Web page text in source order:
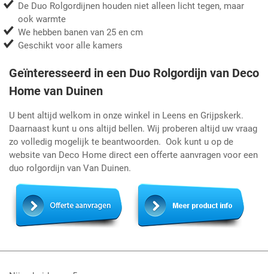
De Duo Rolgordijnen houden niet alleen licht tegen, maar
ook warmte
We hebben banen van 25 en cm
Geschikt voor alle kamers
Geïnteresseerd in een Duo Rolgordijn van Deco
Home van Duinen
U bent altijd welkom in onze winkel in Leens en Grijpskerk.
Daarnaast kunt u ons altijd bellen. Wij proberen altijd uw vraag
zo volledig mogelijk te beantwoorden. Ook kunt u op de
website van Deco Home direct een offerte aanvragen voor een
duo rolgordijn van Van Duinen.